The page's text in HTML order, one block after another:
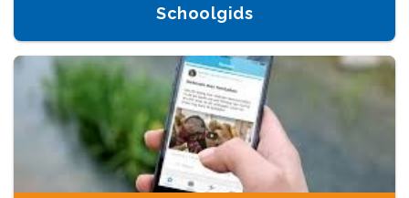
Schoolgids